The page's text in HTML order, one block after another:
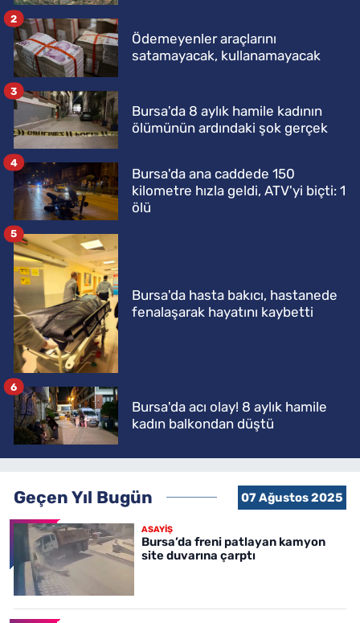
Ödemeyenler araçlarını
satamayacak, kullanamayacak
2
Bursa'da 8 aylık hamile kadının
ölümünün ardındaki şok gerçek
3
Bursa'da ana caddede 150
kilometre hızla geldi, ATV'yi biçti: 1
ölü
4
Bursa'da hasta bakıcı, hastanede
fenalaşarak hayatını kaybetti
5
Bursa'da acı olay! 8 aylık hamile
kadın balkondan düştü
6
Geçen Yıl Bugün 07 Ağustos 2025
ASAYİŞ
Bursa’da freni patlayan kamyon
site duvarına çarptı